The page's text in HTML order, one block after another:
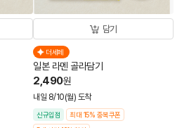
담기
더세페
일본 라멘 골라담기
2,490원
내일 8/10(월) 도착
신규입점
최대 15% 중복쿠폰